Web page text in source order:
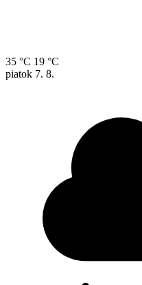
35 °C 19 °C
piatok 7. 8.